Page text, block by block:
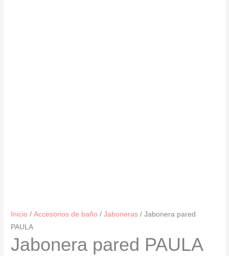
Inicio /Accesorios de baño /Jaboneras / Jabonera pared
PAULA
Jabonera pared PAULA